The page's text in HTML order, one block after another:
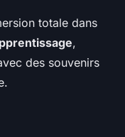
totale dans
,
des souvenirs